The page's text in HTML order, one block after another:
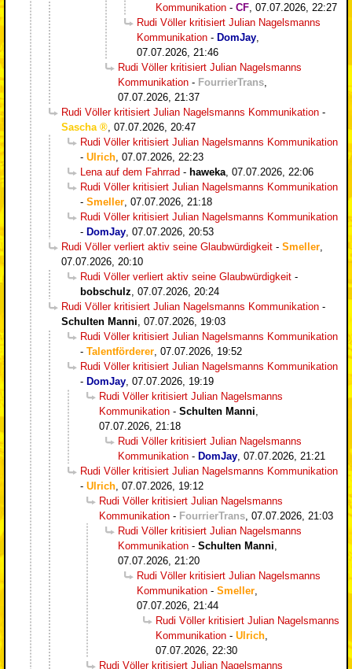
Kommunikation - CF, 07.07.2026, 22:27
Rudi Völler kritisiert Julian Nagelsmanns
Kommunikation - DomJay,
07.07.2026, 21:46
Rudi Völler kritisiert Julian Nagelsmanns
Kommunikation - FourrierTrans,
07.07.2026, 21:37
Rudi Völler kritisiert Julian Nagelsmanns Kommunikation -
Sascha
, 07.07.2026, 20:47
Rudi Völler kritisiert Julian Nagelsmanns Kommunikation
- Ulrich, 07.07.2026, 22:23
Lena auf dem Fahrrad - haweka, 07.07.2026, 22:06
Rudi Völler kritisiert Julian Nagelsmanns Kommunikation
- Smeller, 07.07.2026, 21:18
Rudi Völler kritisiert Julian Nagelsmanns Kommunikation
- DomJay, 07.07.2026, 20:53
Rudi Völler verliert aktiv seine Glaubwürdigkeit - Smeller,
07.07.2026, 20:10
Rudi Völler verliert aktiv seine Glaubwürdigkeit -
bobschulz, 07.07.2026, 20:24
Rudi Völler kritisiert Julian Nagelsmanns Kommunikation -
Schulten Manni, 07.07.2026, 19:03
Rudi Völler kritisiert Julian Nagelsmanns Kommunikation
- Talentförderer, 07.07.2026, 19:52
Rudi Völler kritisiert Julian Nagelsmanns Kommunikation
- DomJay, 07.07.2026, 19:19
Rudi Völler kritisiert Julian Nagelsmanns
Kommunikation - Schulten Manni,
07.07.2026, 21:18
Rudi Völler kritisiert Julian Nagelsmanns
Kommunikation - DomJay, 07.07.2026, 21:21
Rudi Völler kritisiert Julian Nagelsmanns Kommunikation
- Ulrich, 07.07.2026, 19:12
Rudi Völler kritisiert Julian Nagelsmanns
Kommunikation - FourrierTrans, 07.07.2026, 21:03
Rudi Völler kritisiert Julian Nagelsmanns
Kommunikation - Schulten Manni,
07.07.2026, 21:20
Rudi Völler kritisiert Julian Nagelsmanns
Kommunikation - Smeller,
07.07.2026, 21:44
Rudi Völler kritisiert Julian Nagelsmanns
Kommunikation - Ulrich,
07.07.2026, 22:30
Rudi Völler kritisiert Julian Nagelsmanns